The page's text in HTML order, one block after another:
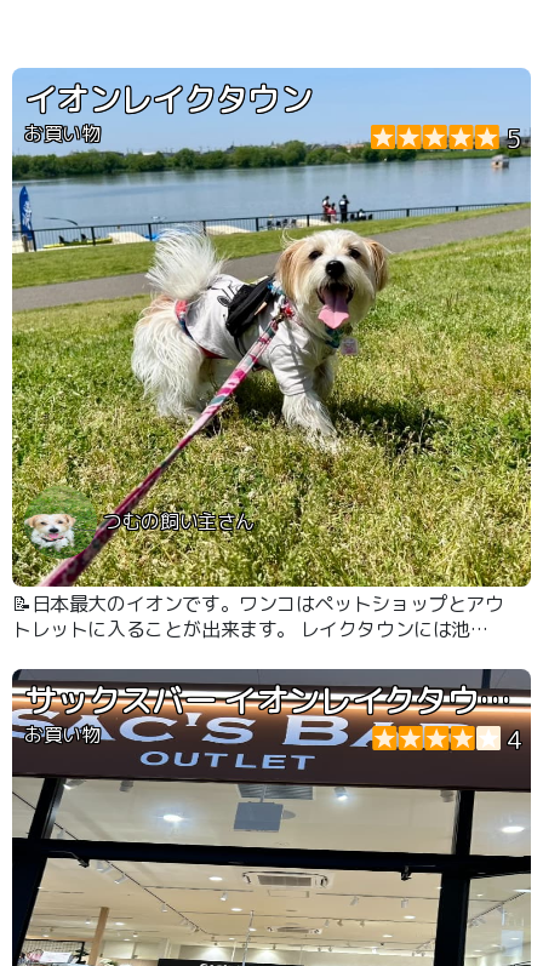
イオンレイクタウン
お買い物 5
つむの飼い主さん
📝日本最大のイオンです。ワンコはペットショップとアウ
トレットに入ることが出来ます。 レイクタウンには池や
緒に乗れます。 ドトールは店内に入ることが出来ないも
のの犬連れ専用の外の注文口があるので安心です。 ペテ
モ2件と小さめのドッグラン,とペッツスリーやドッグデプ
トカフェとわんこ向けショップもあります。
サックスバー イオンレイクタウンアウトレット店
お買い物 4